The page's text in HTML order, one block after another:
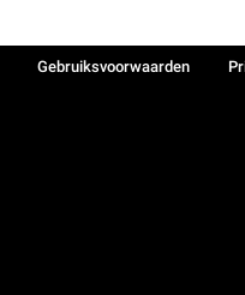
Gebruiksvoorwaarden